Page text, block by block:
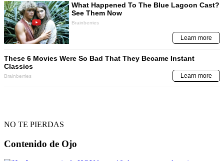
NO TE PIERDAS
Contenido de Ojo